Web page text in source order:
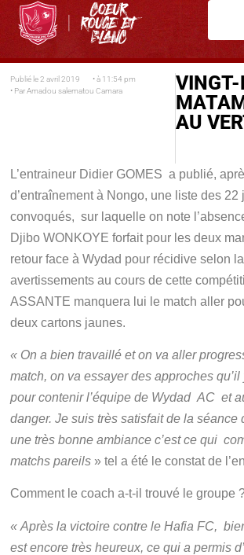
Publié le 2 avril 2019 • à 11:54 pm
• ParAmadou salematou Camara
VINGT-
AU
L’entraineur Didier GOMES a publié,
d’entraînement à Nongo, une liste des 22
convoqués, sur laquelle on note
Djibo WONKOYE forfait pour les deux
retour face à Wydad pour récidive selon
avertissements au cours de cette
ASSANTE manquera lui le match aller
deux cartons jaunes.
« On a bien travaillé et on va aller
match, on va essayer des approches
pour contenir l’équipe de Wydad AC et
danger. Je suis très satisfait de la séance
une très bonne ambiance c’est ce qui
matchs pareils » tel a été le constat de
Comment le coach a-t-il trouvé le groupe
« Après la victoire contre le Hafia FC,
est encore très heureux, ce qui a permis